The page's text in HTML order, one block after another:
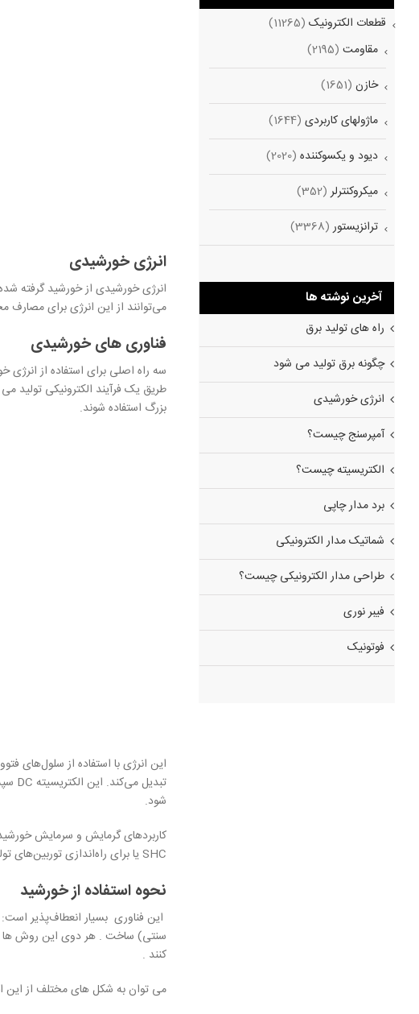
انرژی خورشیدی
انرژی خورشیدی از خورشید گرفته
می‌توانند از این انرژی برای مصارف
فناوری های خورشیدی
سه راه اصلی برای استفاده از
طریق یک فرآیند الکترونیکی تولید
بزرگ استفاده شوند.
شود.
SHC یا برای راه‌اندازی توربین‌های تولید برق سنتی در مورد برق CSP استفاده می‌کنند.
نحوه استفاده از خورشید
این فناوری بسیار انعطاف‌پذیر است:
سنتی) ساخت . هر دوی این روش ها
کنند .
می توان به شکل های مختلف از این
قطعات الکترونیک (11265)
مقاومت (2195)
خازن (1651)
ماژولهای کاربردی (1644)
دیود و یکسوکننده (2020)
میکروکنترلر (352)
ترانزیستور (3368)
آخرین نوشته ها
راه های تولید برق
چگونه برق تولید می شود
انرژی خورشیدی
آمپرسنج چیست؟
الکتریسیته چیست؟
برد مدار چاپی
شماتیک مدار الکترونیکی
طراحی مدار الکترونیکی چیست؟
فیبر نوری
فوتونیک